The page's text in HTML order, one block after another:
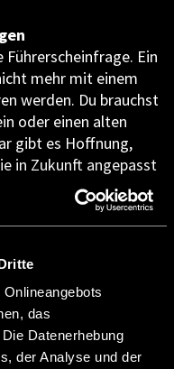
das
Datenerhebung
der Analyse und der
Ein
mehr mit einem
werden. Du brauchst
oder einen alten
gibt es Hoffnung,
in Zukunft angepasst
Gesamtgewichts
ist ab 2025 in
Geduld haben oder
und
musst du dich in
halten. Auf